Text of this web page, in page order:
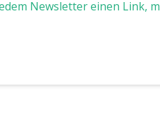
Newsletter einen Link,